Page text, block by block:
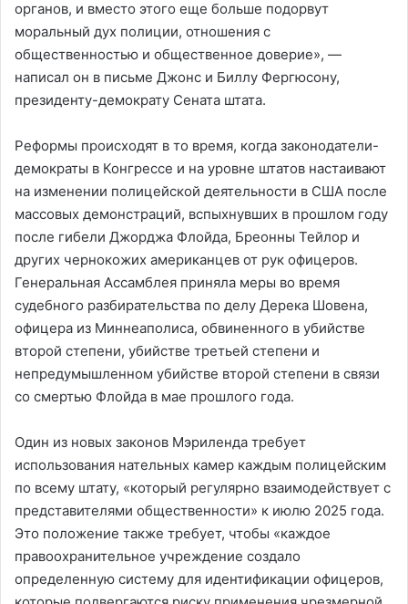
органов, и вместо этого еще больше подорвут
моральный дух полиции, отношения с
общественностью и общественное доверие», —
написал он в письме Джонс и Биллу Фергюсону,
президенту-демократу Сената штата.
Реформы происходят в то время, когда законодатели-
демократы в Конгрессе и на уровне штатов настаивают
на изменении полицейской деятельности в США после
массовых демонстраций, вспыхнувших в прошлом году
после гибели Джорджа Флойда, Бреонны Тейлор и
других чернокожих американцев от рук офицеров.
Генеральная Ассамблея приняла меры во время
судебного разбирательства по делу Дерека Шовена,
офицера из Миннеаполиса, обвиненного в убийстве
второй степени, убийстве третьей степени и
непредумышленном убийстве второй степени в связи
со смертью Флойда в мае прошлого года.
Один из новых законов Мэриленда требует
использования нательных камер каждым полицейским
по всему штату, «который регулярно взаимодействует с
представителями общественности» к июлю 2025 года.
Это положение также требует, чтобы «каждое
правоохранительное учреждение создало
определенную систему для идентификации офицеров,